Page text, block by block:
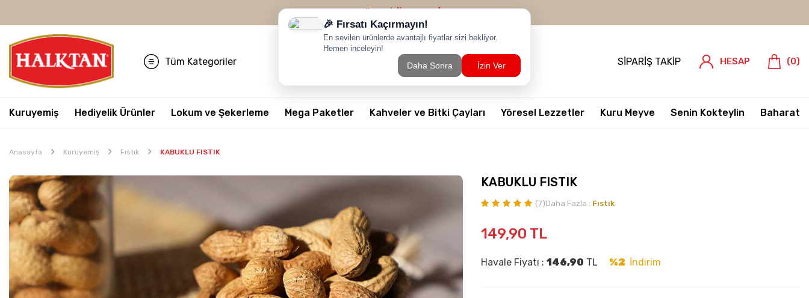
Tüm Kategoriler SIPARIŞ TAKIP HESAP (0)
Kuruyemiş Hediyelik Ürünler Lokum ve Şekerleme Mega Paketler Kahveler ve Bitki Çayları Yöresel Lezzetler Kuru Meyve Senin Kokteylin Baharat
Anasayfa Kuruyemiş Fıstık KABUKLU FISTIK
KABUKLU FISTIK
(7)Daha Fazla : Fıstık
149,90 TL
Havale Fiyatı : 146,90 TL %2 İndirim